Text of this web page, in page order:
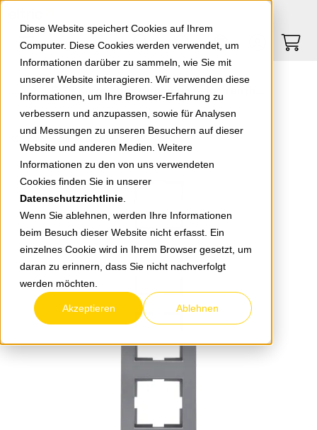
Diese Website speichert Cookies auf Ihrem
Computer. Diese Cookies werden verwendet, um
Informationen darüber zu sammeln, wie Sie mit
unserer Website interagieren. Wir verwenden diese
Informationen, um Ihre Browser-Erfahrung zu
verbessern und anzupassen, sowie für Analysen
und Messungen zu unseren Besuchern auf dieser
Website und anderen Medien. Weitere
Informationen zu den von uns verwendeten
Cookies finden Sie in unserer
Datenschutzrichtlinie
Wenn Sie ablehnen, werden Ihre Informationen
beim Besuch dieser Website nicht erfasst. Ein
einzelnes Cookie wird in Ihrem Browser gesetzt, um
daran zu erinnern, dass Sie nicht nachverfolgt
werden möchten.
Akzeptieren Ablehnen
Springe zu Hauptinhalt Springe zum Footer
0
zurück zur Übersicht